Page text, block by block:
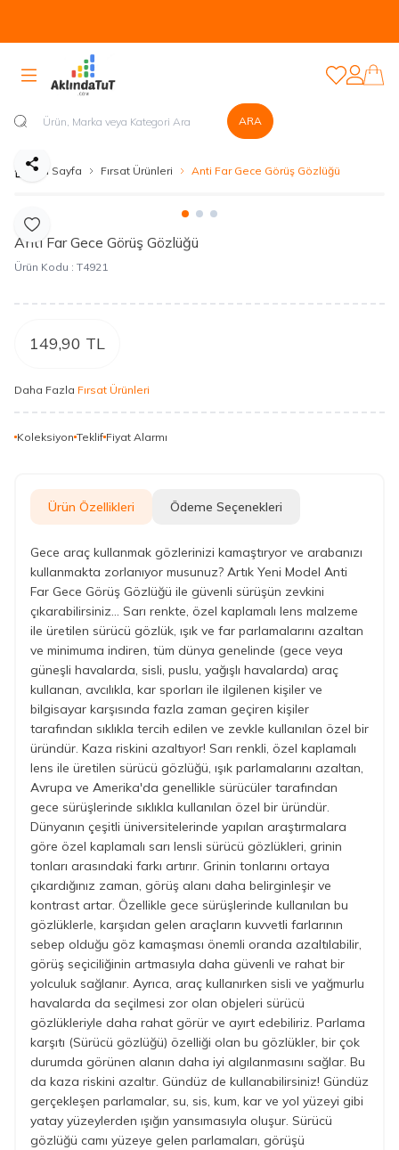
ARA
Hesabım
Favorilerim
Ana Sayfa Fırsat Ürünleri Anti Far Gece Görüş Gözlüğü
Favoriye Ekle
Paylaş
Anti Far Gece Görüş Gözlüğü
Ürün Kodu : T4921
149,90 TL
Daha Fazla Fırsat Ürünleri
Koleksiyon Teklif Fiyat Alarmı
Ürün Özellikleri Ödeme Seçenekleri
Gece araç kullanmak gözlerinizi kamaştıryor ve arabanızı
kullanmakta zorlanıyor musunuz? Artık Yeni Model Anti
Far Gece Görüş Gözlüğü ile güvenli sürüşün zevkini
çıkarabilirsiniz... Sarı renkte, özel kaplamalı lens malzeme
ile üretilen sürücü gözlük, ışık ve far parlamalarını azaltan
ve minimuma indiren, tüm dünya genelinde (gece veya
güneşli havalarda, sisli, puslu, yağışlı havalarda) araç
kullanan, avcılıkla, kar sporları ile ilgilenen kişiler ve
bilgisayar karşısında fazla zaman geçiren kişiler
tarafından sıklıkla tercih edilen ve zevkle kullanılan özel bir
üründür. Kaza riskini azaltıyor! Sarı renkli, özel kaplamalı
lens ile üretilen sürücü gözlüğü, ışık parlamalarını azaltan,
Avrupa ve Amerika'da genellikle sürücüler tarafından
gece sürüşlerinde sıklıkla kullanılan özel bir üründür.
Dünyanın çeşitli üniversitelerinde yapılan araştırmalara
göre özel kaplamalı sarı lensli sürücü gözlükleri, grinin
tonları arasındaki farkı artırır. Grinin tonlarını ortaya
çıkardığınız zaman, görüş alanı daha belirginleşir ve
kontrast artar. Özellikle gece sürüşlerinde kullanılan bu
gözlüklerle, karşıdan gelen araçların kuvvetli farlarının
sebep olduğu göz kamaşması önemli oranda azaltılabilir,
görüş seçiciliğinin artmasıyla daha güvenli ve rahat bir
yolculuk sağlanır. Ayrıca, araç kullanırken sisli ve yağmurlu
havalarda da seçilmesi zor olan objeleri sürücü
gözlükleriyle daha rahat görür ve ayırt edebiliriz. Parlama
karşıtı (Sürücü gözlüğü) özelliği olan bu gözlükler, bir çok
durumda görünen alanın daha iyi algılanmasını sağlar. Bu
da kaza riskini azaltır. Gündüz de kullanabilirsiniz! Gündüz
gerçekleşen parlamalar, su, sis, kum, kar ve yol yüzeyi gibi
yatay yüzeylerden ışığın yansımasıyla oluşur. Sürücü
gözlüğü camı yüzeye gelen parlamaları, görüşü